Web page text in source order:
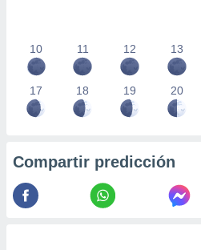
10 11 12 13
17 18 19 20
Compartir predicción